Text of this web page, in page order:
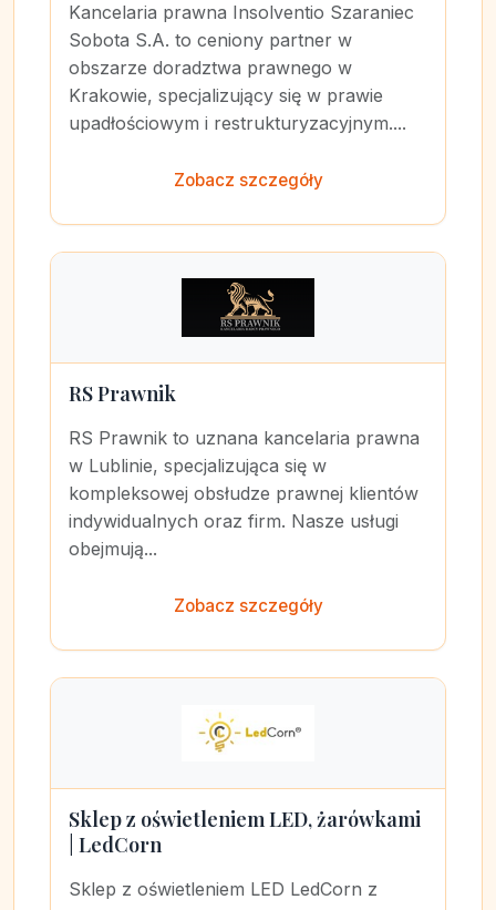
Kancelaria prawna Insolventio Szaraniec
Sobota S.A. to ceniony partner w
obszarze doradztwa prawnego w
Krakowie, specjalizujący się w prawie
upadłościowym i restrukturyzacyjnym....
Zobacz szczegóły
RS Prawnik
RS Prawnik to uznana kancelaria prawna
w Lublinie, specjalizująca się w
kompleksowej obsłudze prawnej klientów
indywidualnych oraz firm. Nasze usługi
obejmują...
Zobacz szczegóły
Sklep z oświetleniem LED, żarówkami
| LedCorn
Sklep z oświetleniem LED LedCorn z